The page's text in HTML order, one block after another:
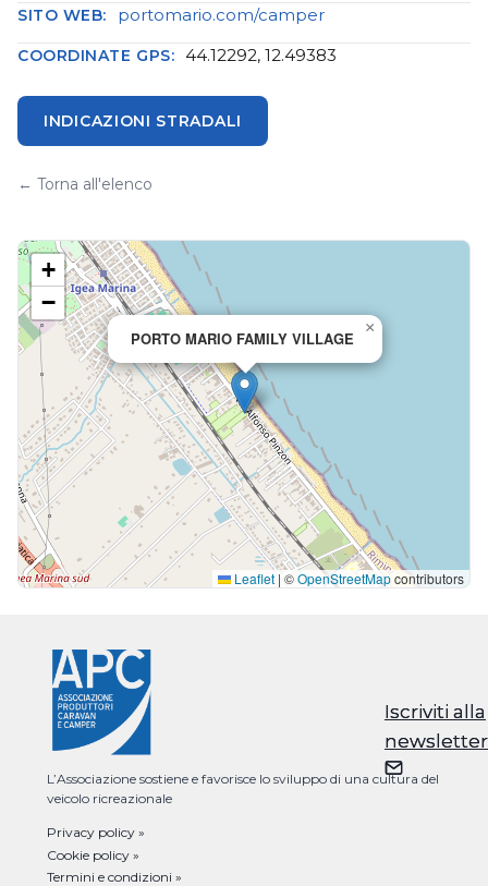
Iscriviti alla
newsletter
SITO WEB: portomario.com/camper
COORDINATE GPS: 44.12292, 12.49383
INDICAZIONI STRADALI
← Torna all'elenco
PORTO MARIO FAMILY VILLAGE
×
+
−
Leaflet | ©OpenStreetMapcontributors
L’Associazione sostiene e favorisce lo sviluppo di una cultura del
veicolo ricreazionale
Privacy policy »
Cookie policy »
Termini e condizioni »
Iscriviti alla
newsletter